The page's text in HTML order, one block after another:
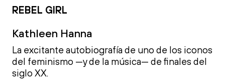
REBEL GIRL
Kathleen Hanna
La excitante autobiografía de uno de los iconos
del feminismo —y de la música— de finales del
siglo XX.